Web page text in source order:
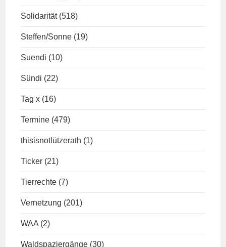
Solidarität (518)
Steffen/Sonne (19)
Suendi (10)
Sündi (22)
Tag x (16)
Termine (479)
thisisnotlützerath (1)
Ticker (21)
Tierrechte (7)
Vernetzung (201)
WAA (2)
Waldspaziergänge (30)